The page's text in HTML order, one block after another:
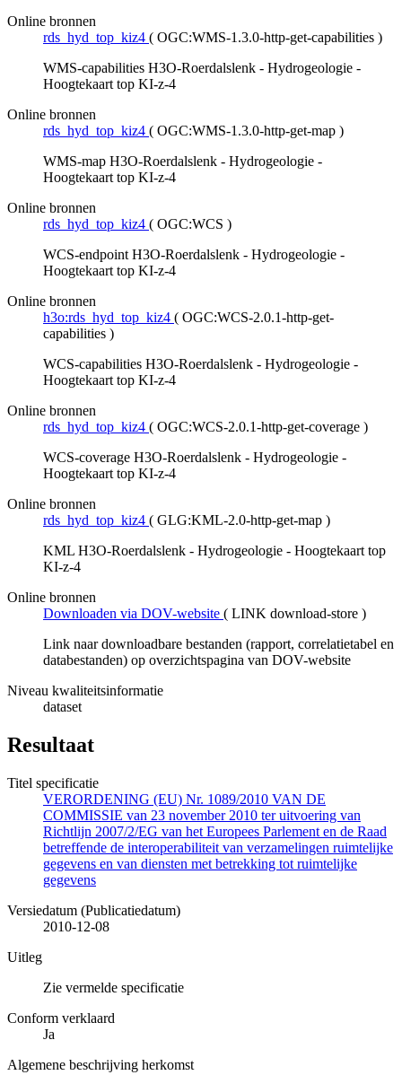
Online bronnen
rds_hyd_top_kiz4 ( OGC:WMS-1.3.0-http-get-capabilities )
WMS-capabilities H3O-Roerdalslenk - Hydrogeologie -
Hoogtekaart top KI-z-4
Online bronnen
rds_hyd_top_kiz4 ( OGC:WMS-1.3.0-http-get-map )
WMS-map H3O-Roerdalslenk - Hydrogeologie -
Hoogtekaart top KI-z-4
Online bronnen
rds_hyd_top_kiz4 ( OGC:WCS )
WCS-endpoint H3O-Roerdalslenk - Hydrogeologie -
Hoogtekaart top KI-z-4
Online bronnen
h3o:rds_hyd_top_kiz4 ( OGC:WCS-2.0.1-http-get-
capabilities )
WCS-capabilities H3O-Roerdalslenk - Hydrogeologie -
Hoogtekaart top KI-z-4
Online bronnen
rds_hyd_top_kiz4 ( OGC:WCS-2.0.1-http-get-coverage )
WCS-coverage H3O-Roerdalslenk - Hydrogeologie -
Hoogtekaart top KI-z-4
Online bronnen
rds_hyd_top_kiz4 ( GLG:KML-2.0-http-get-map )
KML H3O-Roerdalslenk - Hydrogeologie - Hoogtekaart top
KI-z-4
Online bronnen
Downloaden via DOV-website ( LINK download-store )
Link naar downloadbare bestanden (rapport, correlatietabel en
databestanden) op overzichtspagina van DOV-website
Niveau kwaliteitsinformatie
dataset
Resultaat
Titel specificatie
VERORDENING (EU) Nr. 1089/2010 VAN DE
COMMISSIE van 23 november 2010 ter uitvoering van
Richtlijn 2007/2/EG van het Europees Parlement en de Raad
betreffende de interoperabiliteit van verzamelingen ruimtelijke
gegevens en van diensten met betrekking tot ruimtelijke
gegevens
Versiedatum (Publicatiedatum)
2010-12-08
Uitleg
Zie vermelde specificatie
Conform verklaard
Ja
Algemene beschrijving herkomst